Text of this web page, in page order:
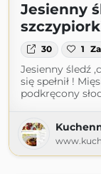
Jesienny
30 1
Jesienny śledź
się spełnił !
podkręcony